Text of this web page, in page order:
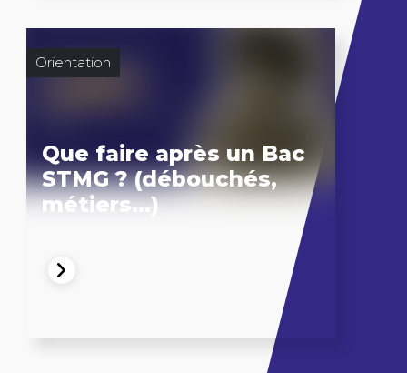
Orientation
Que faire après un Bac
STMG ? (débouchés,
métiers…)